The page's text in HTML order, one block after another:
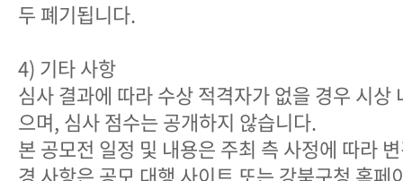
두 폐기됩니다.
4) 기타 사항
심사 결과에 따라 수상 적격자가 없을 경우 시상
으며, 심사 점수는 공개하지 않습니다.
본 공모전 일정 및 내용은 주최 측 사정에 따라
경 사항은 공모 대행 사이트 또는 강북구청 홈페